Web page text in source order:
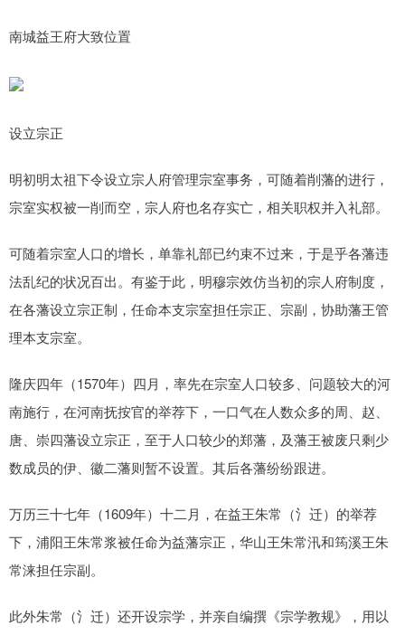
南城益王府大致位置
设立宗正
明初明太祖下令设立宗人府管理宗室事务，可随着削藩的进行，
宗室实权被一削而空，宗人府也名存实亡，相关职权并入礼部。
可随着宗室人口的增长，单靠礼部已约束不过来，于是乎各藩违
法乱纪的状况百出。有鉴于此，明穆宗效仿当初的宗人府制度，
在各藩设立宗正制，任命本支宗室担任宗正、宗副，协助藩王管
理本支宗室。
隆庆四年（1570年）四月，率先在宗室人口较多、问题较大的河
南施行，在河南抚按官的举荐下，一口气在人数众多的周、赵、
唐、崇四藩设立宗正，至于人口较少的郑藩，及藩王被废只剩少
数成员的伊、徽二藩则暂不设置。其后各藩纷纷跟进。
万历三十七年（1609年）十二月，在益王朱常（氵迁）的举荐
下，浦阳王朱常浆被任命为益藩宗正，华山王朱常汛和筠溪王朱
常涞担任宗副。
此外朱常（氵迁）还开设宗学，并亲自编撰《宗学教规》，用以